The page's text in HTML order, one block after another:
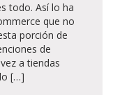
todo. Así lo ha
que no
porción de
de
a tiendas
[…]